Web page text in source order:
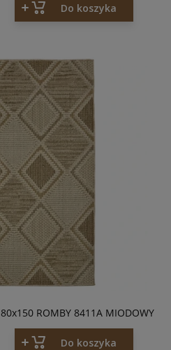
Do koszyka
DYWAN NOWOCZESNY LINQ 80x150 ROMBY 8411A MIODOWY
Do koszyka